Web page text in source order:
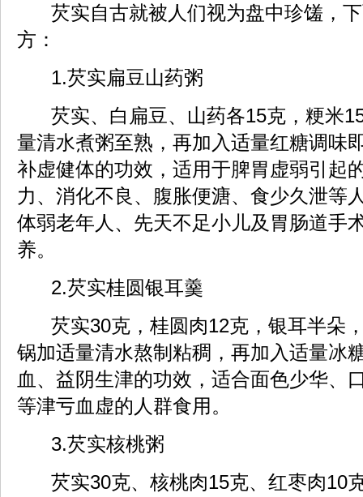
芡实自古就被人们视为盘中珍馐，
方：
1.芡实扁豆山药粥
芡实、白扁豆、山药各15克，粳米
量清水煮粥至熟，再加入适量红糖调味
补虚健体的功效，适用于脾胃虚弱引起
力、消化不良、腹胀便溏、食少久泄等
体弱老年人、先天不足小儿及胃肠道手
养。
2.芡实桂圆银耳羹
芡实30克，桂圆肉12克，银耳半朵
锅加适量清水熬制粘稠，再加入适量冰
血、益阴生津的功效，适合面色少华、
等津亏血虚的人群食用。
3.芡实核桃粥
芡实30克、核桃肉15克、红枣肉10